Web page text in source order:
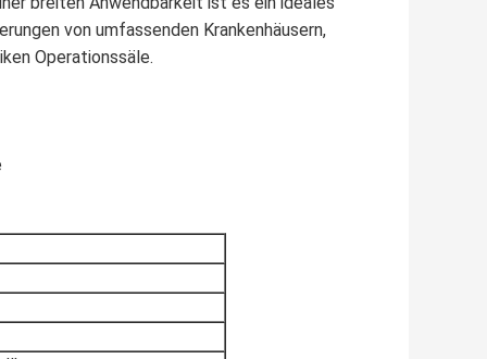
von umfassenden Krankenhäusern,
Operationssäle.